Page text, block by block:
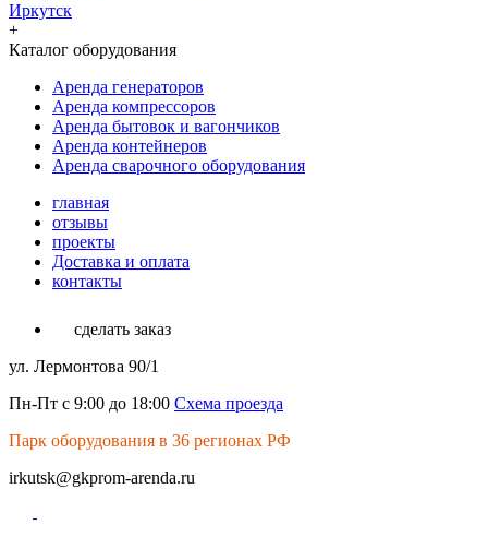
Иркутск
+
Каталог оборудования
Аренда генераторов
Аренда компрессоров
Аренда бытовок и вагончиков
Аренда контейнеров
Аренда сварочного оборудования
главная
отзывы
проекты
Доставка и оплата
контакты
сделать заказ
ул. Лермонтова 90/1
Пн-Пт с 9:00 до 18:00 Схема проезда
Парк оборудования в 36 регионах РФ
irkutsk@gkprom-arenda.ru